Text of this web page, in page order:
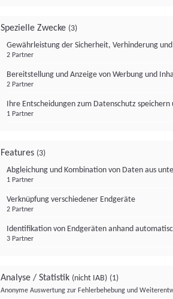
Spezielle Zwecke (3)
Gewährleistung der Sicherheit, Verhinderung
2 Partner
Bereitstellung und Anzeige von Werbung und
2 Partner
Ihre Entscheidungen zum Datenschutz
1 Partner
Features (3)
Abgleichung und Kombination von Daten aus
1 Partner
Verknüpfung verschiedener Endgeräte
2 Partner
Identifikation von Endgeräten anhand
3 Partner
Analyse / Statistik (nicht IAB) (1)
Anonyme Auswertung zur Fehlerbehebung und